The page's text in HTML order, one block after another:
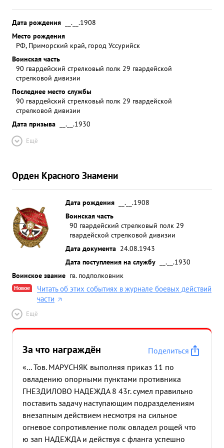
Дата рождения
__.__.1908
Место рождения
РФ, Приморский край, город Уссурийск
Воинская часть
90 гвардейский стрелковый полк 29 гвардейской
стрелковой дивизии
Последнее место службы
90 гвардейский стрелковый полк 29 гвардейской
стрелковой дивизии
Дата призыва
__.__.1930
Ещё
Орден Красного Знамени
Дата рождения
__.__.1908
Воинская часть
90 гвардейский стрелковый полк 29
гвардейской стрелковой дивизии
Дата документа 24.08.1943
Дата поступления на службу
__.__.1930
Воинское звание гв. подполковник
Новое
Читать об этих событиях в журнале боевых действий
части
Ещё
За что награждён
Поделиться
«... Тов. МАРУСНЯК выполняя приказ 11 по
овладению опорными пунктами противника
ГНЕЗДИЛОВО НАДЕЖДА 8 43г. сумел правильно
поставить задачу наступающим подразделениям
внезапным действием несмотря на сильное
огневое сопротивление полк овладел рощей что
ю зап НАДЕЖДА и действуя с фланга успешно